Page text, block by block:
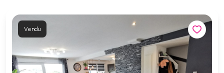
Vendu